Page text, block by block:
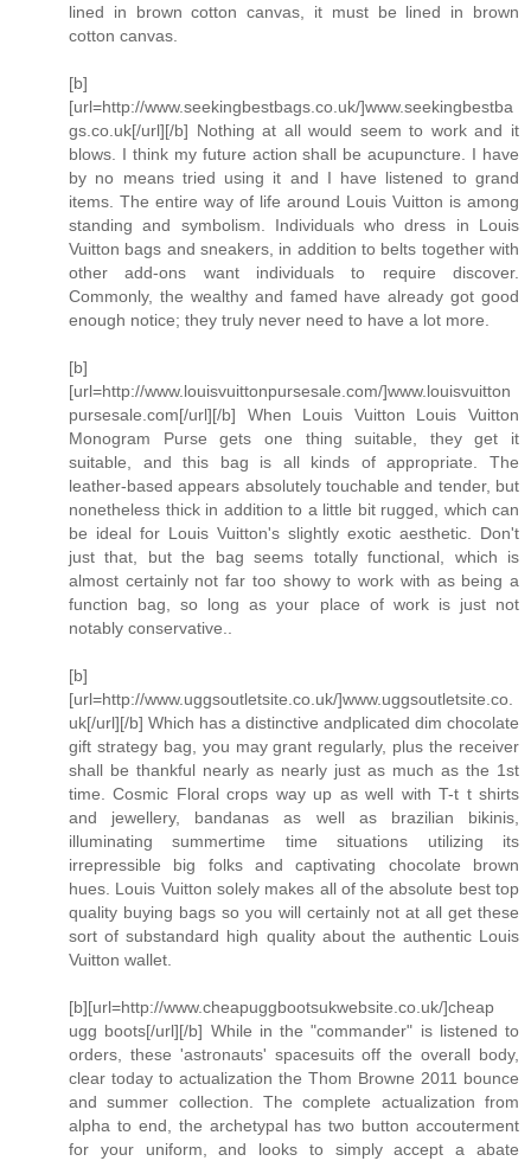
lined in brown cotton canvas, it must be lined in brown
cotton canvas.
[b]
[url=http://www.seekingbestbags.co.uk/]www.seekingbestba
gs.co.uk[/url][/b] Nothing at all would seem to work and it
blows. I think my future action shall be acupuncture. I have
by no means tried using it and I have listened to grand
items. The entire way of life around Louis Vuitton is among
standing and symbolism. Individuals who dress in Louis
Vuitton bags and sneakers, in addition to belts together with
other add-ons want individuals to require discover.
Commonly, the wealthy and famed have already got good
enough notice; they truly never need to have a lot more.
[b]
[url=http://www.louisvuittonpursesale.com/]www.louisvuitton
pursesale.com[/url][/b] When Louis Vuitton Louis Vuitton
Monogram Purse gets one thing suitable, they get it
suitable, and this bag is all kinds of appropriate. The
leather-based appears absolutely touchable and tender, but
nonetheless thick in addition to a little bit rugged, which can
be ideal for Louis Vuitton's slightly exotic aesthetic. Don't
just that, but the bag seems totally functional, which is
almost certainly not far too showy to work with as being a
function bag, so long as your place of work is just not
notably conservative..
[b]
[url=http://www.uggsoutletsite.co.uk/]www.uggsoutletsite.co.
uk[/url][/b] Which has a distinctive andplicated dim chocolate
gift strategy bag, you may grant regularly, plus the receiver
shall be thankful nearly as nearly just as much as the 1st
time. Cosmic Floral crops way up as well with T-t t shirts
and jewellery, bandanas as well as brazilian bikinis,
illuminating summertime time situations utilizing its
irrepressible big folks and captivating chocolate brown
hues. Louis Vuitton solely makes all of the absolute best top
quality buying bags so you will certainly not at all get these
sort of substandard high quality about the authentic Louis
Vuitton wallet.
[b][url=http://www.cheapuggbootsukwebsite.co.uk/]cheap
ugg boots[/url][/b] While in the "commander" is listened to
orders, these 'astronauts' spacesuits off the overall body,
clear today to actualization the Thom Browne 2011 bounce
and summer collection. The complete actualization from
alpha to end, the archetypal has two button accouterment
for your uniform, and looks to simply accept a abate